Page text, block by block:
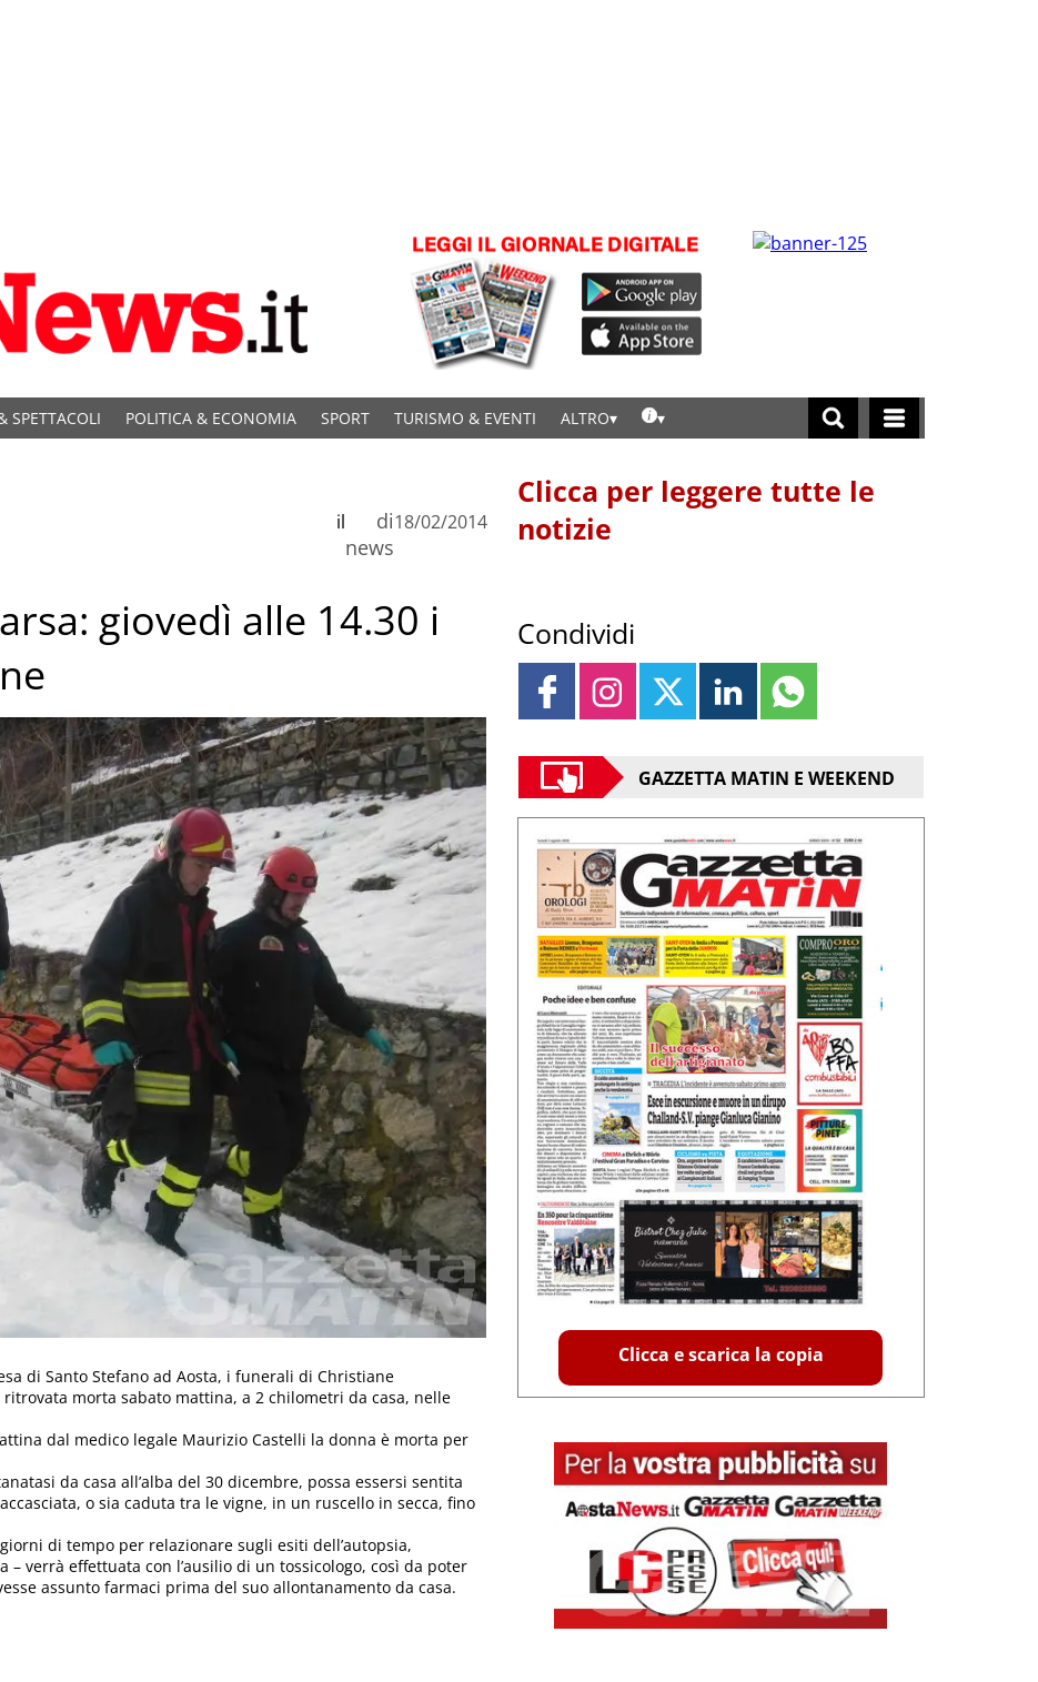
SPETTACOLI POLITICA & ECONOMIA SPORT TURISMO & EVENTI ALTRO
di
news
il 18/02/2014
giovedì alle 14.30 i
di Santo Stefano ad Aosta, i funerali di Christiane
morta sabato mattina, a 2 chilometri da casa, nelle
dal medico legale Maurizio Castelli la donna è morta per
da casa all’alba del 30 dicembre, possa essersi sentita
o sia caduta tra le vigne, in un ruscello in secca, fino
di tempo per relazionare sugli esiti dell’autopsia,
– verrà effettuata con l’ausilio di un tossicologo, così da poter
assunto farmaci prima del suo allontanamento da casa.
Clicca per leggere tutte le
notizie
Condividi
GAZZETTA MATIN E WEEKEND
Clicca e scarica la copia